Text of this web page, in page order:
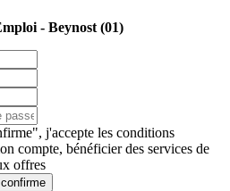
- Beynost (01)
j'accepte les conditions
compte, bénéficier des services de
offres